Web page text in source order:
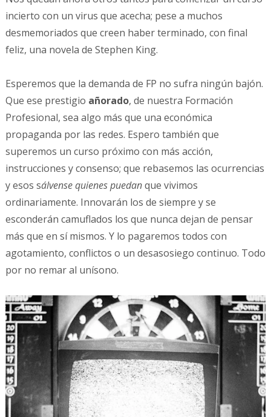
incierto con un virus que acecha; pese a muchos
desmemoriados que creen haber terminado, con final
feliz, una novela de Stephen King.
Esperemos que la demanda de FP no sufra ningún bajón.
Que ese prestigio añorado, de nuestra Formación
Profesional, sea algo más que una económica
propaganda por las redes. Espero también que
superemos un curso próximo con más acción,
instrucciones y consenso; que rebasemos las ocurrencias
y esos sálvense quienes puedanque vivimos
ordinariamente. Innovarán los de siempre y se
esconderán camuflados los que nunca dejan de pensar
más que en sí mismos. Y lo pagaremos todos con
agotamiento, conflictos o un desasosiego continuo. Todo
por no remar al unísono.